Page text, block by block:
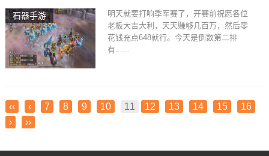
石器手游
明天就要打响季军赛了，开赛前祝愿各位
老板大吉大利，天天赚够几百万，然后零
花钱充点648就行。今天是倒数第二排
有......
‹‹ ‹ 7 8 9 10 11 12 13 14 15
16
›
››